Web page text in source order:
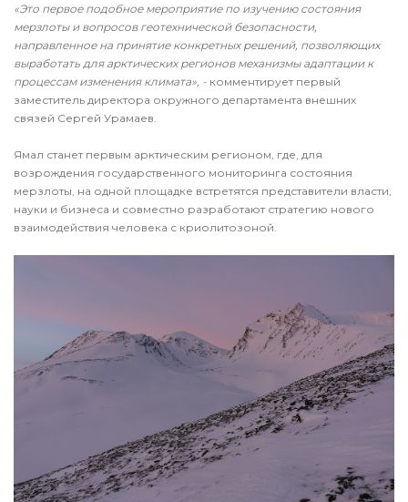
«Это первое подобное мероприятие по изучению состояния
мерзлоты и вопросов геотехнической безопасности,
направленное на принятие конкретных решений, позволяющих
выработать для арктических регионов механизмы адаптации к
процессам изменения климата», - комментирует первый
заместитель директора окружного департамента внешних
связей Сергей Урамаев.
Ямал станет первым арктическим регионом, где, для
возрождения государственного мониторинга состояния
мерзлоты, на одной площадке встретятся представители власти,
науки и бизнеса и совместно разработают стратегию нового
взаимодействия человека с криолитозоной.